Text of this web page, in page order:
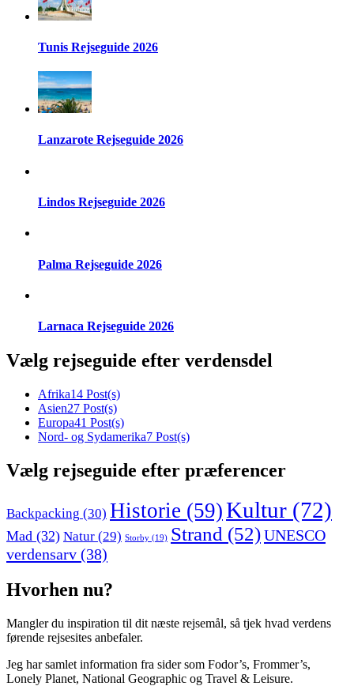
Tunis Rejseguide 2026
Lanzarote Rejseguide 2026
Lindos Rejseguide 2026
Palma Rejseguide 2026
Larnaca Rejseguide 2026
Vælg rejseguide efter verdensdel
Afrika14 Post(s)
Asien27 Post(s)
Europa41 Post(s)
Nord- og Sydamerika7 Post(s)
Vælg rejseguide efter præferencer
Backpacking (30) Historie (59)Kultur (72)
Mad (32) Natur (29) Storby (19) Strand (52)UNESCO
verdensarv (38)
Hvorhen nu?
Mangler du inspiration til dit næste rejsemål, så tjek hvad verdens
førende rejsesites anbefaler.
Jeg har samlet information fra sider som Fodor’s, Frommer’s,
Lonely Planet, National Geographic og Travel & Leisure.